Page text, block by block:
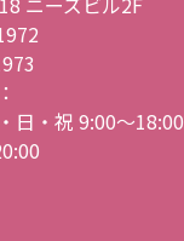
日・祝 9:00〜18:00